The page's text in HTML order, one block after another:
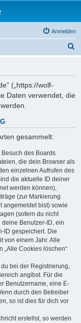
Anmelden
(„https://wolf-
Daten verwendet, die
gesammelt:
des Boards
die dein Browser als
einzelnen Aufrufen des
die aktuelle ID deiner
werden können),
(zur Markierung
angemeldet bist) sowie
(sofern du nicht
Benutzer-ID, ein
ID gespeichert. Die
von einem Jahr. Alle
„Alle Cookies löschen“
bei der Registrierung,
angibst. Für die
Benutzername, eine E-
durch den Betreiber
so ist dies für dich vor
erstellst, so werden